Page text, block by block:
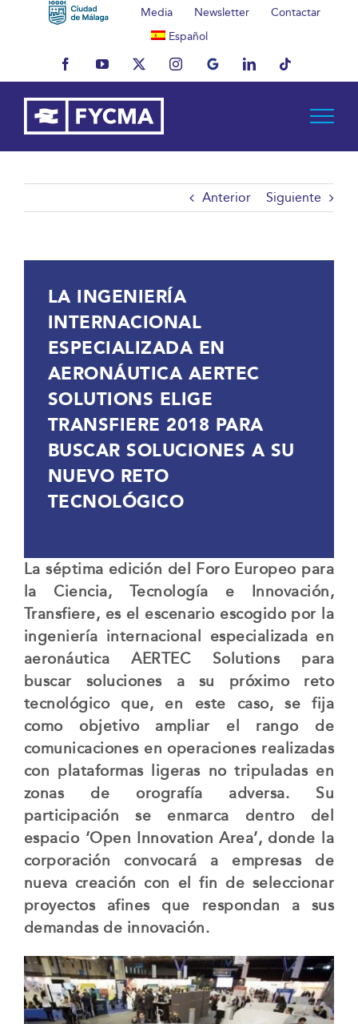
Media Newsletter
Contactar
Español
FacebookYouTubeX InstagramMyBusinessLinkedInTiktok
Anterior Siguiente
LA INGENIERÍA
INTERNACIONAL
ESPECIALIZADA EN
AERONÁUTICA AERTEC
SOLUTIONS ELIGE
TRANSFIERE 2018 PARA
BUSCAR SOLUCIONES A SU
NUEVO RETO
TECNOLÓGICO
La séptima edición del Foro Europeo para
la Ciencia, Tecnología e Innovación,
Transfiere, es el escenario escogido por la
ingeniería internacional especializada en
aeronáutica AERTEC Solutions para
buscar soluciones a su próximo reto
tecnológico que, en este caso, se fija
como objetivo ampliar el rango de
comunicaciones en operaciones realizadas
con plataformas ligeras no tripuladas en
zonas de orografía adversa. Su
participación se enmarca dentro del
espacio ‘Open Innovation Area’, donde la
corporación convocará a empresas de
nueva creación con el fin de seleccionar
proyectos afines que respondan a sus
demandas de innovación.